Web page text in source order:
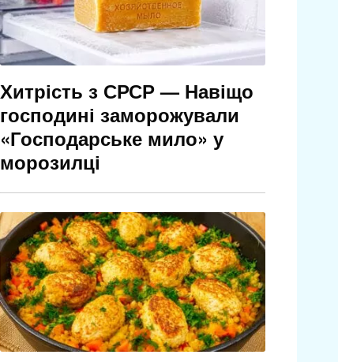
Хитрість з СРСР — Навіщо
господині заморожували
«Господарське мило» у
морозилці